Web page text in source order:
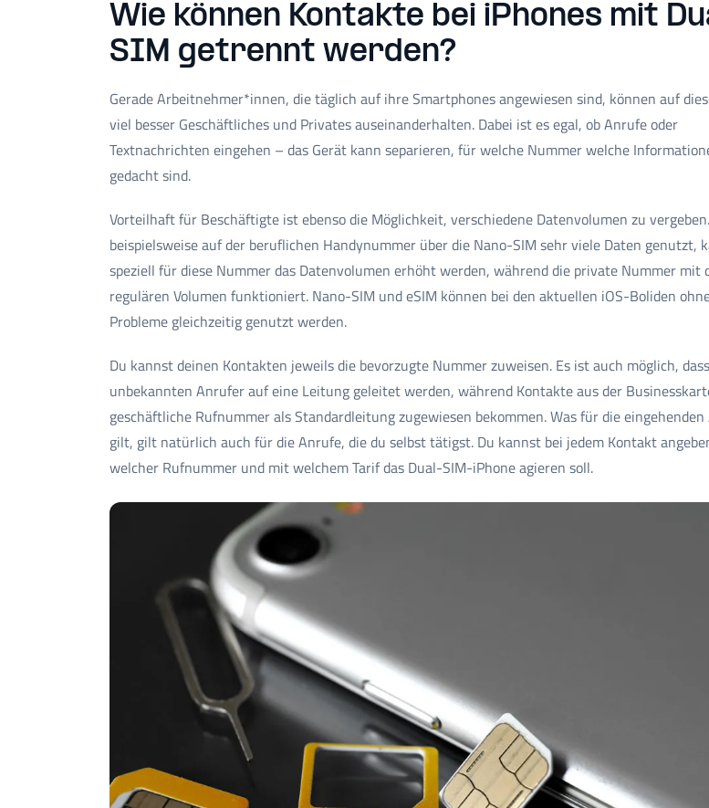
Wie können Kontakte bei iPhones mit
SIM getrennt werden?
Gerade Arbeitnehmer*innen, die täglich auf ihre Smartphones angewiesen sind, können auf
viel besser Geschäftliches und Privates auseinanderhalten. Dabei ist es egal, ob Anrufe oder
Textnachrichten eingehen – das Gerät kann separieren, für welche Nummer welche
gedacht sind.
Vorteilhaft für Beschäftigte ist ebenso die Möglichkeit, verschiedene Datenvolumen zu
beispielsweise auf der beruflichen Handynummer über die Nano-SIM sehr viele Daten genutzt,
speziell für diese Nummer das Datenvolumen erhöht werden, während die private Nummer mit
regulären Volumen funktioniert. Nano-SIM und eSIM können bei den aktuellen iOS-Boliden
Probleme gleichzeitig genutzt werden.
Du kannst deinen Kontakten jeweils die bevorzugte Nummer zuweisen. Es ist auch möglich,
unbekannten Anrufer auf eine Leitung geleitet werden, während Kontakte aus der
geschäftliche Rufnummer als Standardleitung zugewiesen bekommen. Was für die
gilt, gilt natürlich auch für die Anrufe, die du selbst tätigst. Du kannst bei jedem Kontakt
welcher Rufnummer und mit welchem Tarif das Dual-SIM-iPhone agieren soll.